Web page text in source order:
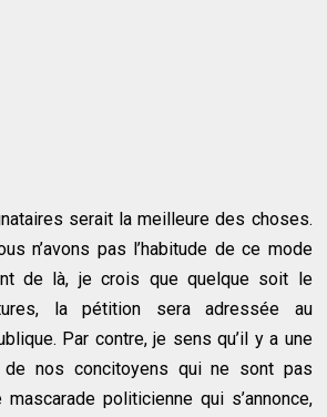
serait la meilleure des choses.
n’avons pas l’habitude de ce mode
de là, je crois que quelque soit le
la pétition sera adressée au
Par contre, je sens qu’il y a une
nos concitoyens qui ne sont pas
mascarade politicienne qui s’annonce,